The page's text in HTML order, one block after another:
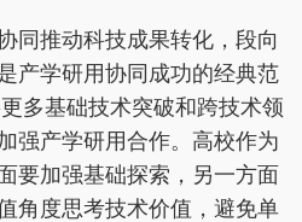
同推动科技成果转化，段向
产学研用协同成功的经典范
多基础技术突破和跨技术领
强产学研用合作。高校作为
要加强基础探索，另一方面
角度思考技术价值，避免单